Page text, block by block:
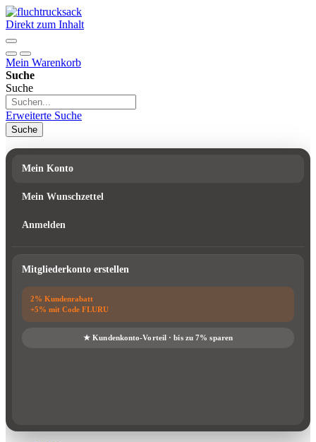
Direkt zum Inhalt
Mein Warenkorb
Suche
Suche
Erweiterte Suche
Suche
Mein Konto
Mein Wunschzettel
Anmelden
Mitgliederkonto erstellen